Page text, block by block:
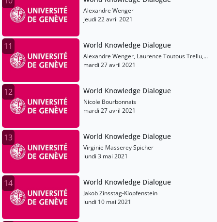
Alexandre Wenger
jeudi 22 avril 2021
11 World Knowledge Dialogue
Alexandre Wenger, Laurence Toutous Trellu,
Bertrand Kiefer, Laurence Monnais, Léa
mardi 27 avril 2021
12 World Knowledge Dialogue
Nicole Bourbonnais
mardi 27 avril 2021
13 World Knowledge Dialogue
Virginie Masserey Spicher
lundi 3 mai 2021
14 World Knowledge Dialogue
Jakob Zinsstag-Klopfenstein
lundi 10 mai 2021